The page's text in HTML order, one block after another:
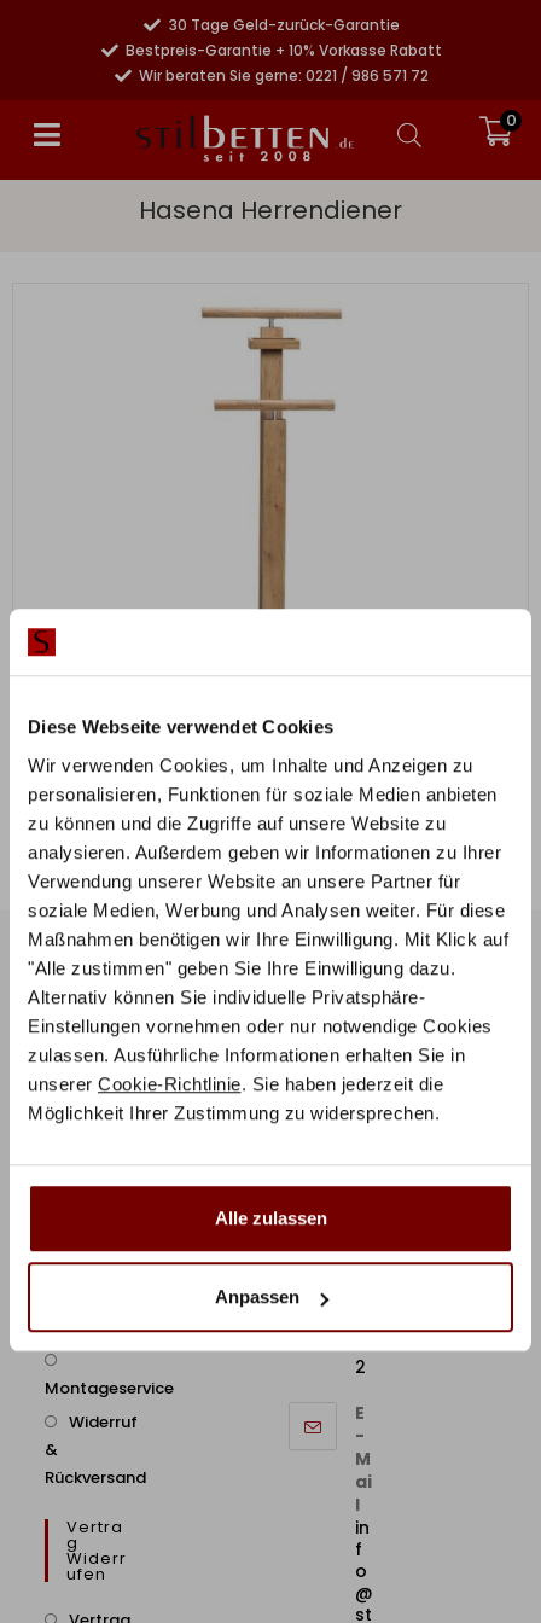
Diese Webseite verwendet Cookies
Wir verwenden Cookies, um Inhalte und Anzeigen zu
personalisieren, Funktionen für soziale Medien anbieten
zu können und die Zugriffe auf unsere Website zu
analysieren. Außerdem geben wir Informationen zu Ihrer
Verwendung unserer Website an unsere Partner für
soziale Medien, Werbung und Analysen weiter. Für diese
Maßnahmen benötigen wir Ihre Einwilligung. Mit Klick auf
"Alle zustimmen" geben Sie Ihre Einwilligung dazu.
Alternativ können Sie individuelle Privatsphäre-
Einstellungen vornehmen oder nur notwendige Cookies
zulassen. Ausführliche Informationen erhalten Sie in
unserer Cookie-Richtlinie. Sie haben jederzeit die
Möglichkeit Ihrer Zustimmung zu widersprechen.
Alle zulassen
Anpassen
30 Tage Geld-zurück-Garantie
Bestpreis-Garantie + 10% Vorkasse Rabatt
Wir beraten Sie gerne: 0221 / 986 571 72
0
Hasena Herrendiener
Holz konfigurierbar
ab 212,50€ ab 250,00€
Mit Vorkassenur191,25€
Hilfe &
Servic
Häufige
Fragen
Versand
Montageservice
Widerruf
&
Rückversand
Vertra
G
Widerr
Ufen
Stilbett
En.de
AGB
Cookie
Kontak
T
T
el
e
f
n:
2
21
8
7
2
E
-
M
ai
l
in
f
o
@
st